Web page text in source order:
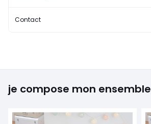
Contact
je compose mon ensemble